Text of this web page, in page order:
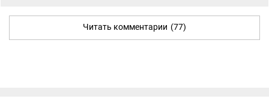
Читать комментарии (77)